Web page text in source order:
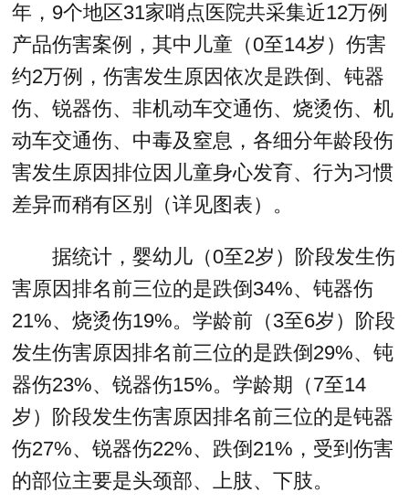
年，9个地区31家哨点医院共采集近12万例
产品伤害案例，其中儿童（0至14岁）伤害
约2万例，伤害发生原因依次是跌倒、钝器
伤、锐器伤、非机动车交通伤、烧烫伤、机
动车交通伤、中毒及窒息，各细分年龄段伤
害发生原因排位因儿童身心发育、行为习惯
差异而稍有区别（详见图表）。
据统计，婴幼儿（0至2岁）阶段发生伤
害原因排名前三位的是跌倒34%、钝器伤
21%、烧烫伤19%。学龄前（3至6岁）阶段
发生伤害原因排名前三位的是跌倒29%、钝
器伤23%、锐器伤15%。学龄期（7至14
岁）阶段发生伤害原因排名前三位的是钝器
伤27%、锐器伤22%、跌倒21%，受到伤害
的部位主要是头颈部、上肢、下肢。